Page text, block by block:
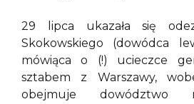
29 lipca ukazała się
Skokowskiego (dowódca
mówiąca o (!) ucieczce
sztabem z Warszawy,
obejmuje dowództwo